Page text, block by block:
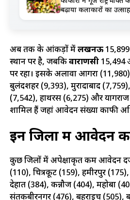
बढ़ाया कलाकारों का उत्साह
अब तक के आंकड़ों मेंलखनऊ
स्थान पर है, जबकिवाराणसी 15,494
पर रहा। इसके अलावा आगरा
बुलंदशहर (9,393), मुरादाबाद
(7,542), हाथरस (6,275) और
शामिल हैं जहां आवेदन संख्या काफी
इन जिलों में आवेदन
कुछ जिलों में अपेक्षाकृत कम आवेदन दर्ज
(110), चित्रकूट (159), हमीरपुर
देहात (384), कन्नौज (404), महोबा
संतकबीरनगर (476), बहराइच (505),